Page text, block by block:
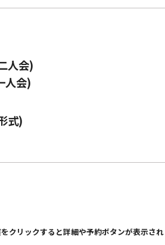
人会)
人会)
式)
クリックすると詳細や予約ボタンが表示さ